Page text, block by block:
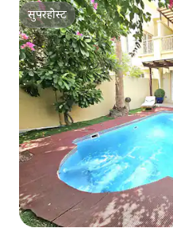
सुपरहोस्ट
सुपरहोस्ट